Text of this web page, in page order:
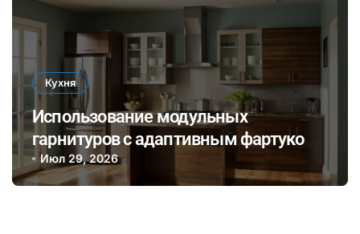
Кухня
Использование модульных
гарнитуров с адаптивным фартуком
для быстрого обновления кухни без
серьезного ремонта
Июл 29, 2026